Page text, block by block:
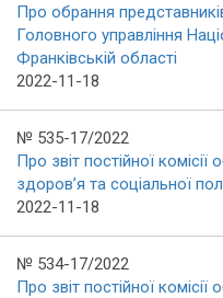
Про обрання
Головного управління
Франківській області
2022-11-18
№ 535-17/2022
Про звіт постійної
здоров’я та соціальної
2022-11-18
№ 534-17/2022
Про звіт постійної